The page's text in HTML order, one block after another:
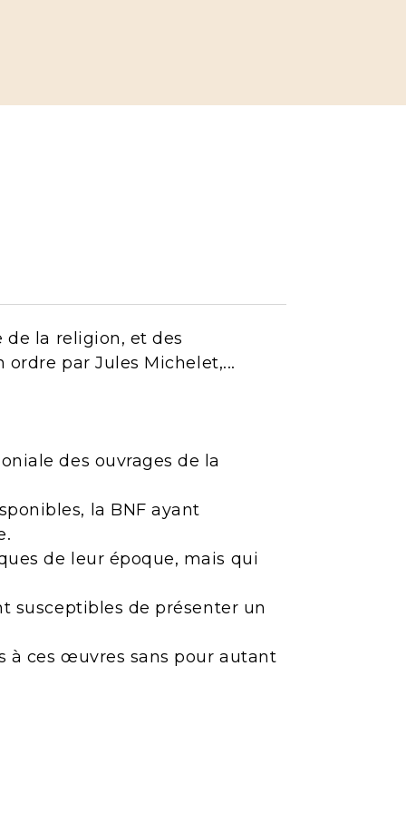
de la religion, et des
ordre par Jules Michelet,...
des ouvrages de la
la BNF ayant
de leur époque, mais qui
susceptibles de présenter un
à ces œuvres sans pour autant